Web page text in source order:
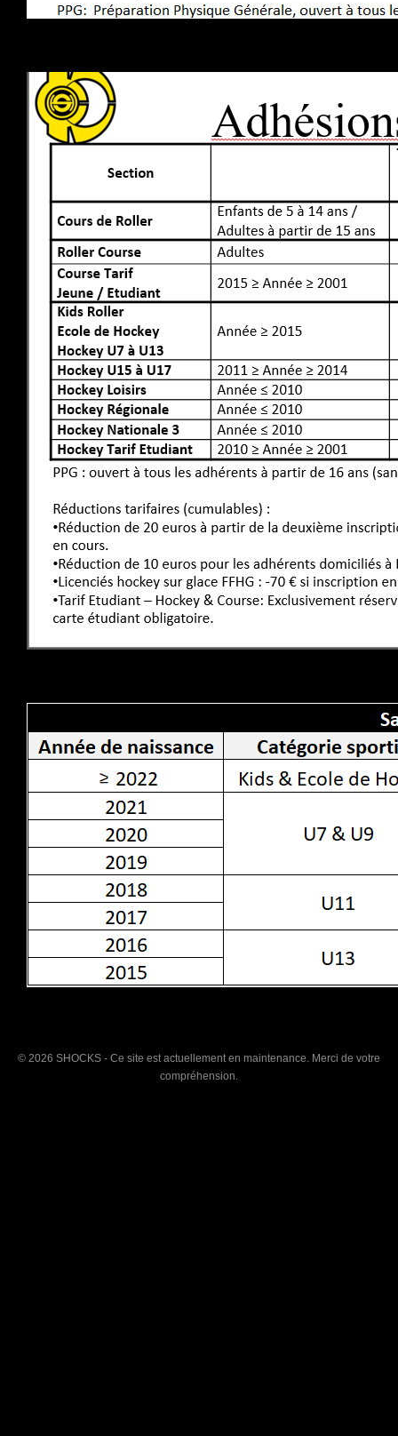
© 2026 SHOCKS - Ce site est actuellement en maintenance. Merci de votre
compréhension.